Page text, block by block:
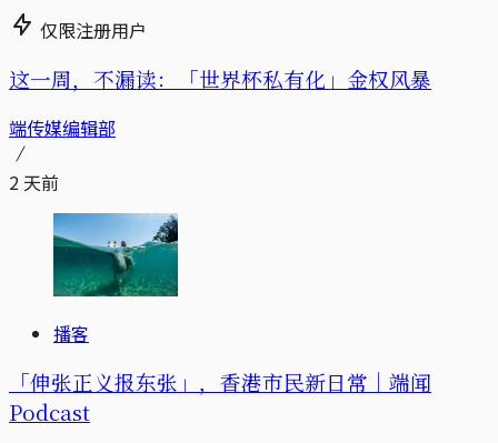
仅限注册用户
这一周，不漏读：「世界杯私有化」金权风暴
端传媒编辑部
2 天前
播客
「伸张正义报东张」，香港市民新日常｜端闻
Podcast